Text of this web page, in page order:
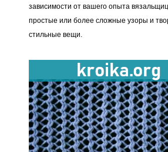
зависимости от вашего опыта
простые или более сложные узоры и
стильные вещи.